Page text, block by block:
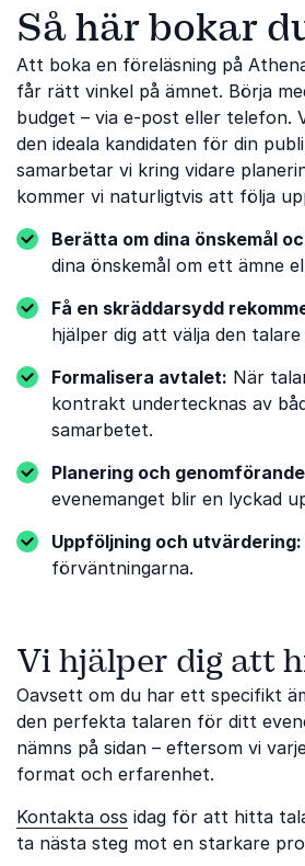
Så här bokar
Att boka en föreläsning på
får rätt vinkel på ämnet. Börja
budget – via e-post eller telefon.
den ideala kandidaten för din
samarbetar vi kring vidare
kommer vi naturligtvis att följa
Berätta om dina önskemål
dina önskemål om ett ämne
Få en skräddarsydd
hjälper dig att välja den
Formalisera avtalet: När
kontrakt undertecknas av
samarbetet.
Planering och
evenemanget blir en lyckad
Uppföljning och utvärdering:
förväntningarna.
Vi hjälper dig att
Oavsett om du har ett specifikt
den perfekta talaren för ditt
nämns på sidan – eftersom vi
format och erfarenhet.
Kontakta oss idag för att hitta
ta nästa steg mot en starkare